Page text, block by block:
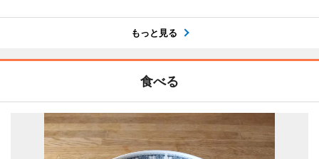
もっと見る
食べる